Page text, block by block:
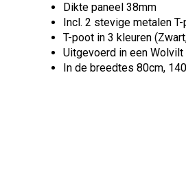
Dikte paneel 38mm
Incl. 2 stevige metalen
T-poot in 3 kleuren
Uitgevoerd in een
In de breedtes 80cm,